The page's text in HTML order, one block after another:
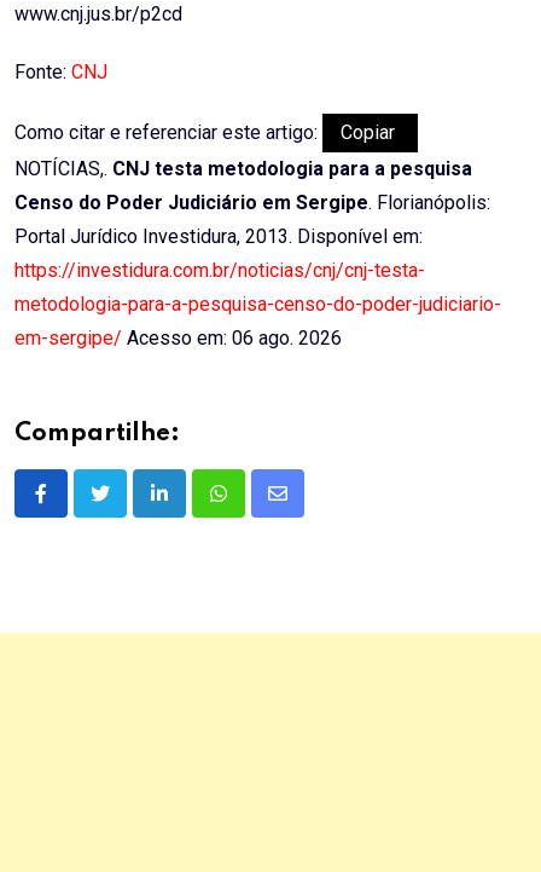
www.cnj.jus.br/p2cd
Fonte: CNJ
Como citar e referenciar este artigo:
Copiar
NOTÍCIAS,. CNJ testa metodologia para a pesquisa
Censo do Poder Judiciário em Sergipe. Florianópolis:
Portal Jurídico Investidura, 2013. Disponível em:
https://investidura.com.br/noticias/cnj/cnj-testa-
metodologia-para-a-pesquisa-censo-do-poder-judiciario-
em-sergipe/ Acesso em: 06 ago. 2026
Compartilhe:
LinkedInWhatsappShare